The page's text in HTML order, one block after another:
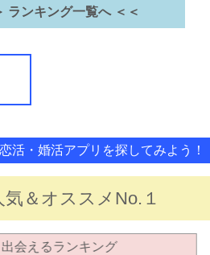
ランキング一覧へ ＜＜
活・婚活アプリを探してみよう！
気＆オススメNo.１
出会えるランキング